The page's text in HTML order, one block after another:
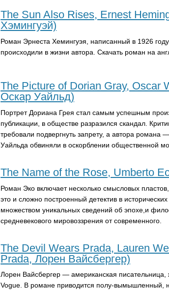
The Sun Also Rises, Ernest
Хэмингуэй)
Роман Эрнеста Хемингуэя, написанный в 1926
происходили в жизни автора. Скачать роман на
The Picture of Dorian Gray, Oscar
Оскар Уайльд)
Портрет Дориана Грея стал самым успешным
публикации, в обществе разразился скандал.
требовали подвергнуть запрету, а автора романа
Уайльда обвиняли в оскорблении общественной
The Name of the Rose, Umberto
Роман Эко включает несколько смысловых
это и сложно построенный детектив в
множеством уникальных сведений об эпохе,и
средневекового мировоззрения от современного.
The Devil Wears Prada, Lauren
Prada, Лорен Вайсбергер)
Лорен Вайсбергер — американская писательница,
Vogue. В романе приводится полу-вымышленный,